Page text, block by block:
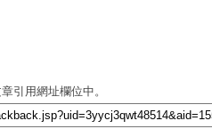
引用網址欄位中。